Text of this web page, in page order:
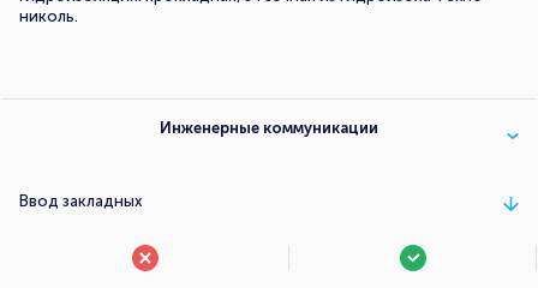
николь.
Инженерные коммуникации
Ввод закладных